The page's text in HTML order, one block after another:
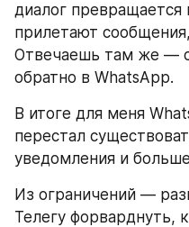
диалог превращается
прилетают
Отвечаешь там же —
обратно в WhatsApp.
В итоге для меня
перестал
уведомления и
Из ограничений —
Телегу форварднуть,